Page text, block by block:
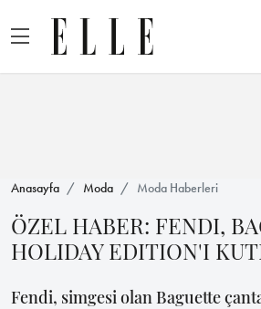
Anasayfa Moda Moda Haberleri
ÖZEL HABER: FENDI,
HOLIDAY EDITION'I
Fendi, simgesi olan Baguette